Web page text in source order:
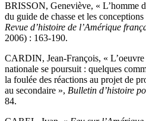
BRISSON, Geneviève, « L’homme
du guide de chasse et les
Revue d’histoire de l’Amérique
2006) : 163-190.
CARDIN, Jean-François, «
nationale se poursuit : quelques
la foulée des réactions au projet de
au secondaire », Bulletin d’histoire
84.